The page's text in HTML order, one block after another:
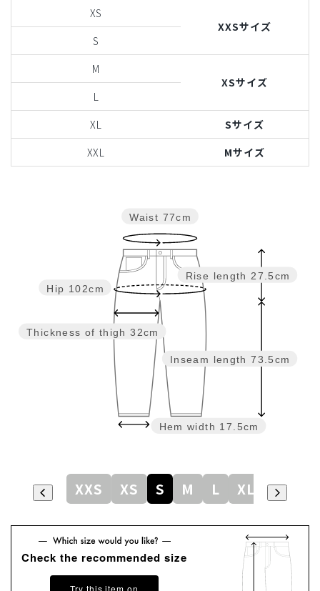
XS
XXSサイズ
S
M
XSサイズ
L
XL
Sサイズ
XXL
Mサイズ
Inseam length 73.5cm
Rise length 27.5cm
Hem width 17.5cm
Thickness of thigh 32cm
Hip 102cm
Waist 77cm
XXS XS S M L XL
Check the recommended size
Try this item on